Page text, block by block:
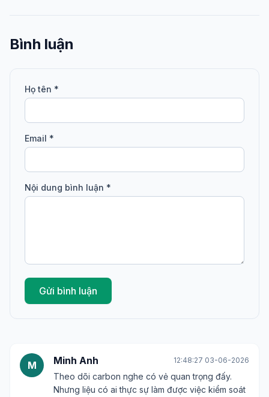
Bình luận
Họ tên *
Email *
Nội dung bình luận *
Gửi bình luận
M Minh Anh 12:48:27 03-06-2026
Theo dõi carbon nghe có vẻ quan trọng đấy.
Nhưng liệu có ai thực sự làm được việc kiểm soát